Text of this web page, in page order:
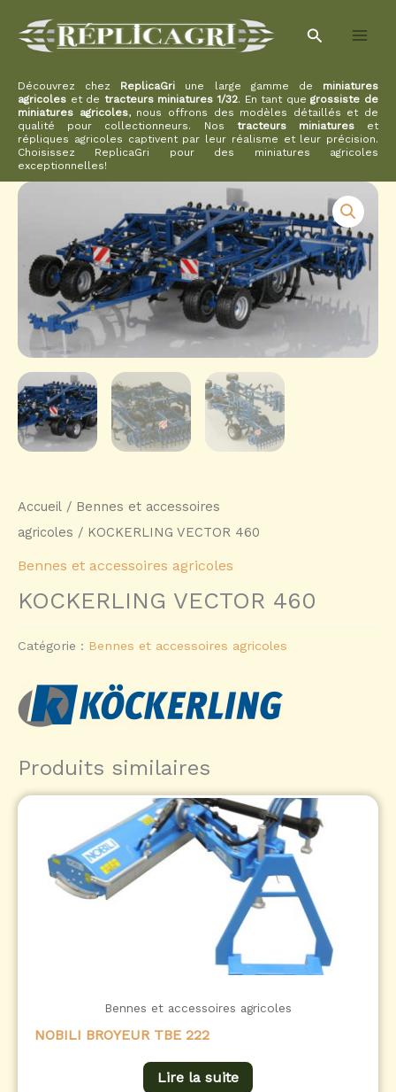
Rechercher
Découvrez chez ReplicaGri une large gamme de miniatures
agricoles et de tracteurs miniatures 1/32. En tant quegrossiste de
miniatures agricoles, nous offrons des modèles détaillés et de
qualité pour collectionneurs. Nos tracteurs miniatureset
répliques agricoles captivent par leur réalisme et leur précision.
Choisissez ReplicaGri pour des miniatures agricoles
exceptionnelles!
Accueil / Bennes et accessoires
agricoles / KOCKERLING VECTOR 460
Bennes et accessoires agricoles
KOCKERLING VECTOR 460
Catégorie : Bennes et accessoires agricoles
Produits similaires
Bennes et accessoires agricoles
NOBILI BROYEUR TBE 222
Lire la suite